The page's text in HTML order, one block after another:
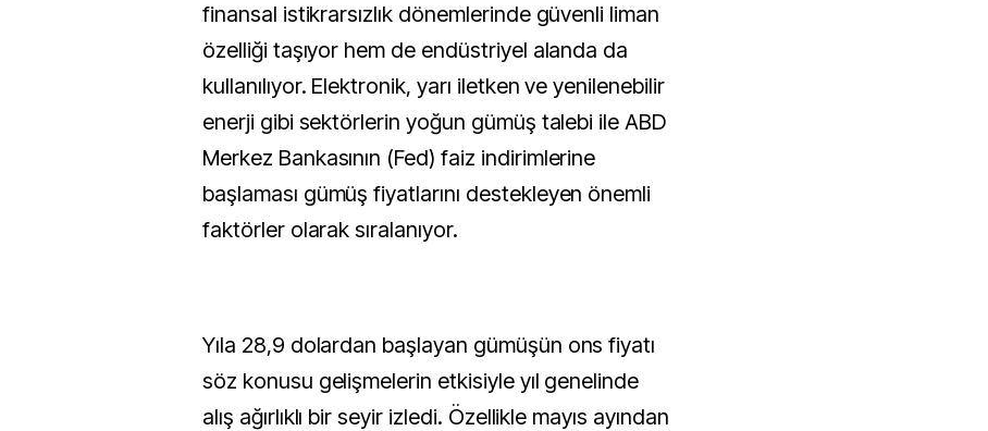
finansal istikrarsızlık dönemlerinde güvenli liman
özelliği taşıyor hem de endüstriyel alanda da
kullanılıyor. Elektronik, yarı iletken ve yenilenebilir
enerji gibi sektörlerin yoğun gümüş talebi ile ABD
Merkez Bankasının (Fed) faiz indirimlerine
başlaması gümüş fiyatlarını destekleyen önemli
faktörler olarak sıralanıyor.
Yıla 28,9 dolardan başlayan gümüşün ons fiyatı
söz konusu gelişmelerin etkisiyle yıl genelinde
alış ağırlıklı bir seyir izledi. Özellikle mayıs ayından